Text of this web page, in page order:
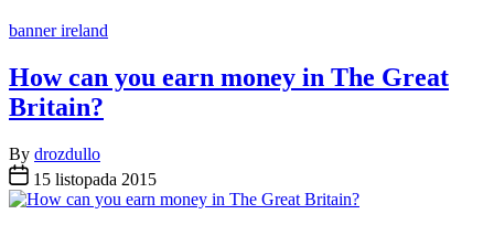
Categories
banner ireland
How can you earn money in The Great
Britain?
By drozdullo
15 listopada 2015